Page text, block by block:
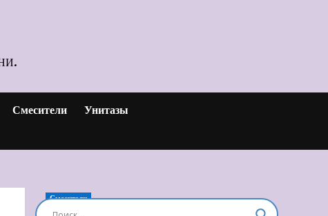
Смесители Унитазы
Смесители